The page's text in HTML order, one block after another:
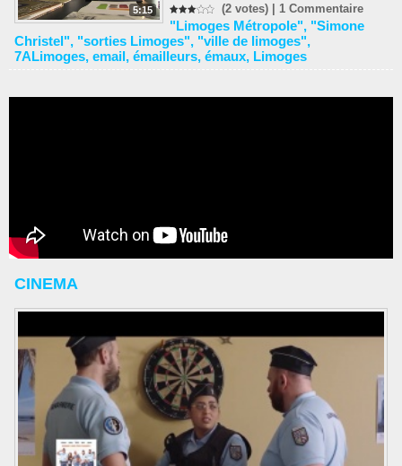
5:15
(2 votes) | 1 Commentaire
"Limoges Métropole", "Simone
Christel", "sorties Limoges", "ville de limoges",
7ALimoges, email, émailleurs, émaux, Limoges
CINEMA